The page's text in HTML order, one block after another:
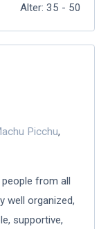
Alter: 35 - 50
Picchu,
from all
well organized,
supportive,